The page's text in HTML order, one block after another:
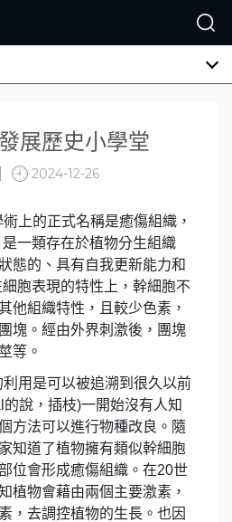
展歷史小學堂
2024-12-26
上的正式名稱是癒傷組織，
是一類存在於植物分生組織
態的、具有自我更新能力和
細胞表現的特性上，幹細胞不
他組織特性，且較少色素，
塊。經由外界刺激後，團塊
等。
用是可以被追溯到很久以前
的說，插枝)一開始沒有人知
方法可以進行物種改良。隨
知道了植物擁有類似幹細胞
位會形成癒傷組織。在20世
植物會藉由兩個主要激素，
，去調控植物的生長。也因